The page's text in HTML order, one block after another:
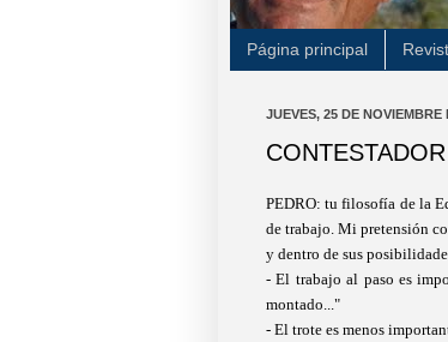
Página principal
JUEVES, 25 DE NOVIEMBRE
PEDRO: tu filosofía de la
de trabajo. Mi pretensión
y dentro de sus
- El trabajo al paso es
montado..."
- El trote es menos